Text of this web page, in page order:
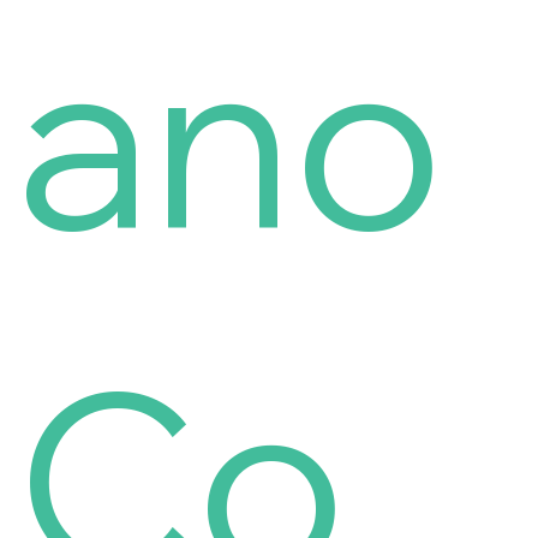
ano